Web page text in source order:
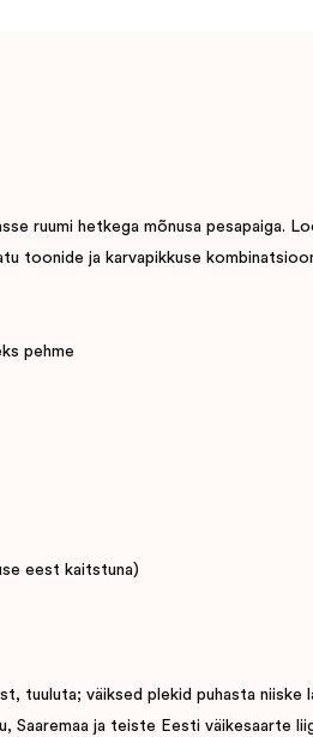
ruumi hetkega mõnusa pesapaiga.
toonide ja karvapikkuse
pehme
eest kaitstuna)
tuuluta; väiksed plekid puhasta niiske
Saaremaa ja teiste Eesti